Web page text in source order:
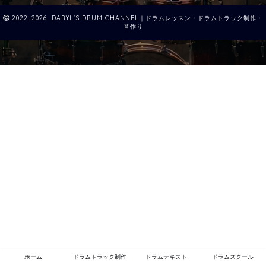
2022–2026 DARYL'S DRUM CHANNEL｜ドラムレッスン・ドラムトラック制作・
音作り
ホーム ドラムトラック制作 ドラムテキスト ドラムスクール